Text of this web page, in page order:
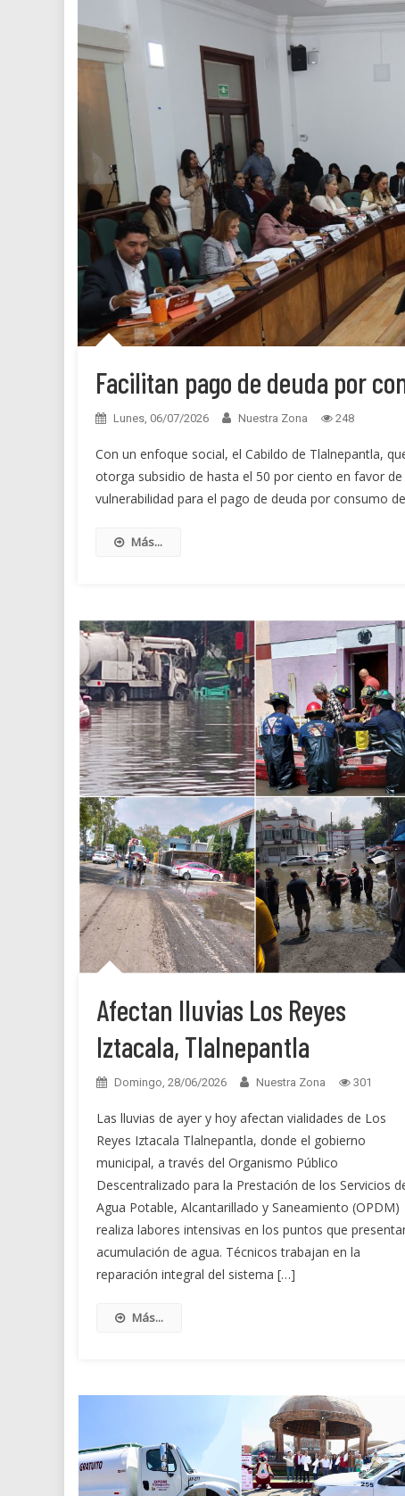
Facilitan pago de deuda por
Lunes, 06/07/2026 Nuestra Zona 248
Con un enfoque social, el Cabildo de Tlalnepantla,
otorga subsidio de hasta el 50 por ciento en favor
vulnerabilidad para el pago de deuda por consumo
Más...
Afectan lluvias Los Reyes
Iztacala, Tlalnepantla
Domingo, 28/06/2026 Nuestra Zona 301
Las lluvias de ayer y hoy afectan vialidades de Los
Reyes Iztacala Tlalnepantla, donde el gobierno
municipal, a través del Organismo Público
Descentralizado para la Prestación de los Servicios
Agua Potable, Alcantarillado y Saneamiento (OPDM)
realiza labores intensivas en los puntos que
acumulación de agua. Técnicos trabajan en la
reparación integral del sistema […]
Más...